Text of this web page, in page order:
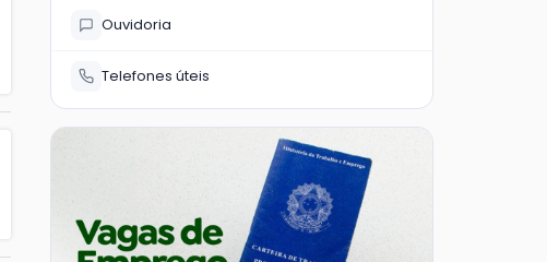
Ouvidoria
Telefones úteis